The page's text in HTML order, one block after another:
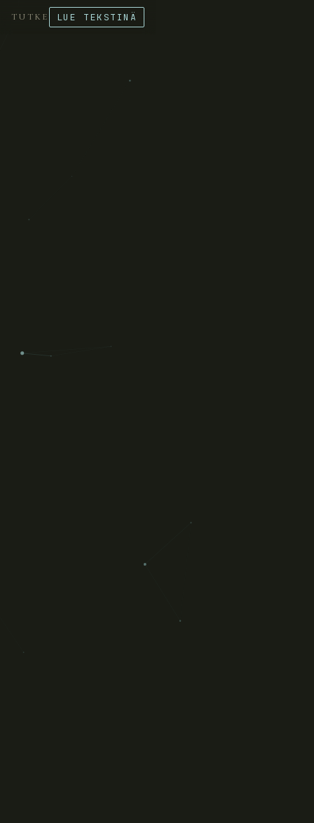
TUTKE LUE TEKSTINÄ